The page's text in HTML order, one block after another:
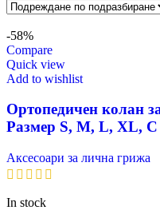
-58%
Compare
Quick view
Add to wishlist
Ортопедичен колан
Размер S, M, L, XL,
Аксесоари за лична грижа
In stock